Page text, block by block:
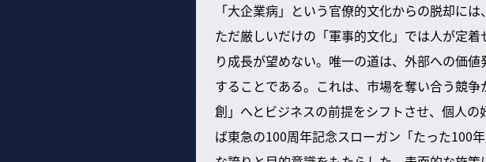
「大企業病」という官僚的文化からの脱却に
ただ厳しいだけの「軍事的文化」では人が定
り成長が望めない。唯一の道は、外部への価
することである。これは、市場を奪い合う競
創」へとビジネスの前提をシフトさせ、個人
ば東急の100周年記念スローガン「たった100